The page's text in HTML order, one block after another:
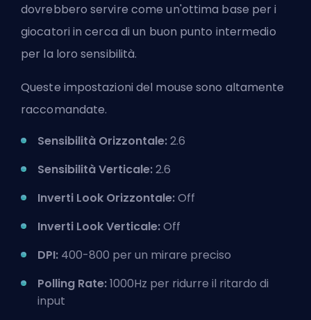
dovrebbero servire come un'ottima base per i
giocatori in cerca di un buon punto intermedio
per la loro sensibilità.
Queste impostazioni del mouse sono altamente
raccomandate.
Sensibilità Orizzontale:2.6
Sensibilità Verticale:2.6
Inverti Look Orizzontale:Off
Inverti Look Verticale:Off
DPI: 400-800 per un mirare preciso
Polling Rate:1000Hz per ridurre il ritardo di
input